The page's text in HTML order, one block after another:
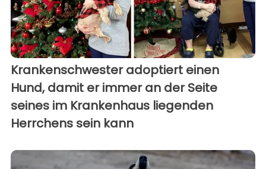
Krankenschwester adoptiert einen
Hund, damit er immer an der Seite
seines im Krankenhaus liegenden
Herrchens sein kann